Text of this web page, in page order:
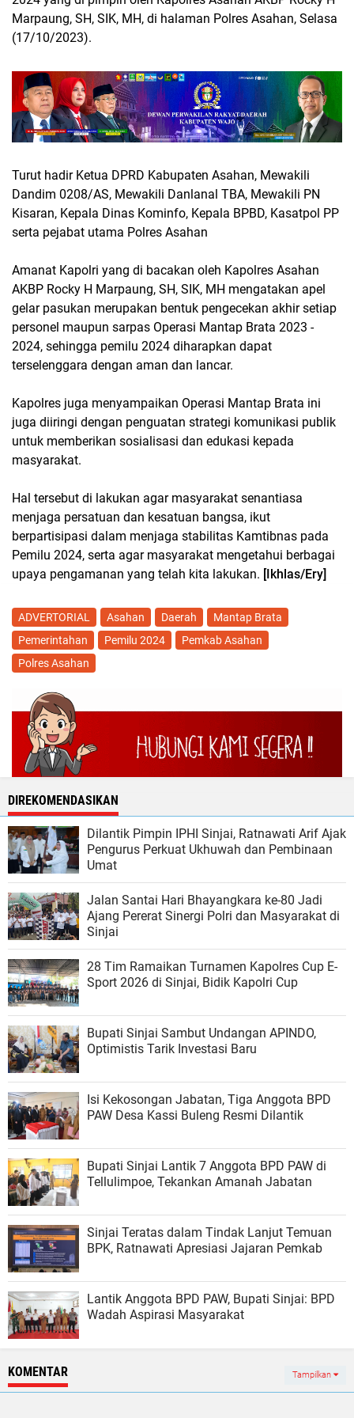
Marpaung, SH, SIK, MH, di halaman Polres Asahan, Selasa
(17/10/2023).
Turut hadir Ketua DPRD Kabupaten Asahan, Mewakili
Dandim 0208/AS, Mewakili Danlanal TBA, Mewakili PN
Kisaran, Kepala Dinas Kominfo, Kepala BPBD, Kasatpol PP
serta pejabat utama Polres Asahan
Amanat Kapolri yang di bacakan oleh Kapolres Asahan
AKBP Rocky H Marpaung, SH, SIK, MH mengatakan apel
gelar pasukan merupakan bentuk pengecekan akhir setiap
personel maupun sarpas Operasi Mantap Brata 2023 -
2024, sehingga pemilu 2024 diharapkan dapat
terselenggara dengan aman dan lancar.
Kapolres juga menyampaikan Operasi Mantap Brata ini
juga diiringi dengan penguatan strategi komunikasi publik
untuk memberikan sosialisasi dan edukasi kepada
masyarakat.
Hal tersebut di lakukan agar masyarakat senantiasa
menjaga persatuan dan kesatuan bangsa, ikut
berpartisipasi dalam menjaga stabilitas Kamtibnas pada
Pemilu 2024, serta agar masyarakat mengetahui berbagai
upaya pengamanan yang telah kita lakukan. [Ikhlas/Ery]
ADVERTORIAL Asahan Daerah
Mantap Brata
Pemerintahan
Pemilu 2024
Pemkab Asahan
Polres Asahan
DIREKOMENDASIKAN
Dilantik Pimpin IPHI Sinjai, Ratnawati Arif Ajak
Pengurus Perkuat Ukhuwah dan Pembinaan
Umat
Jalan Santai Hari Bhayangkara ke-80 Jadi
Ajang Pererat Sinergi Polri dan Masyarakat di
Sinjai
28 Tim Ramaikan Turnamen Kapolres Cup E-
Sport 2026 di Sinjai, Bidik Kapolri Cup
Bupati Sinjai Sambut Undangan APINDO,
Optimistis Tarik Investasi Baru
Isi Kekosongan Jabatan, Tiga Anggota BPD
PAW Desa Kassi Buleng Resmi Dilantik
Bupati Sinjai Lantik 7 Anggota BPD PAW di
Tellulimpoe, Tekankan Amanah Jabatan
Sinjai Teratas dalam Tindak Lanjut Temuan
BPK, Ratnawati Apresiasi Jajaran Pemkab
Lantik Anggota BPD PAW, Bupati Sinjai: BPD
Wadah Aspirasi Masyarakat
KOMENTAR Tampilkan